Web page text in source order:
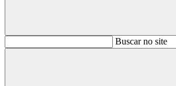
BuscarBuscar no site